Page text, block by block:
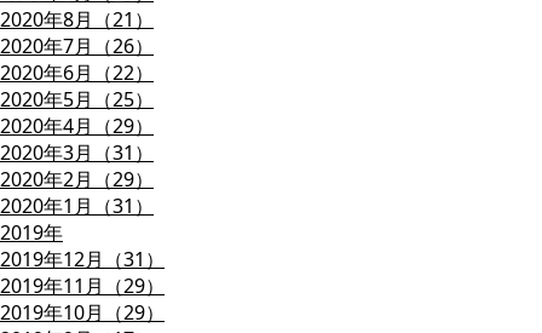
2020年8月（21）
2020年7月（26）
2020年6月（22）
2020年5月（25）
2020年4月（29）
2020年3月（31）
2020年2月（29）
2020年1月（31）
2019年
2019年12月（31）
2019年11月（29）
2019年10月（29）